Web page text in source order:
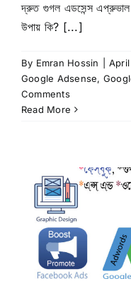
দ্রুত গুগল এডসেন্স এপ্রুভাল
উপায় কি? [...]
By Emran Hossin April
Google Adsense,
Comments
Read More